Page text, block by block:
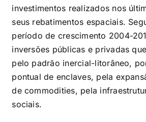
investimentos realizados nos
seus rebatimentos espaciais.
período de crescimento 2004-
inversões públicas e privadas
pelo padrão inercial-litorâneo,
pontual de enclaves, pela
de commodities, pela
sociais.